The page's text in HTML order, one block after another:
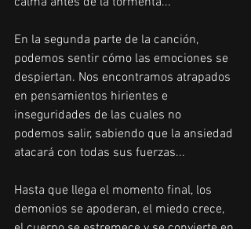
En la segunda parte de la canción,
podemos sentir cómo las emociones se
despiertan. Nos encontramos atrapados
en pensamientos hirientes e
inseguridades de las cuales no
podemos salir, sabiendo que la ansiedad
atacará con todas sus fuerzas...
Hasta que llega el momento final, los
demonios se apoderan, el miedo crece,